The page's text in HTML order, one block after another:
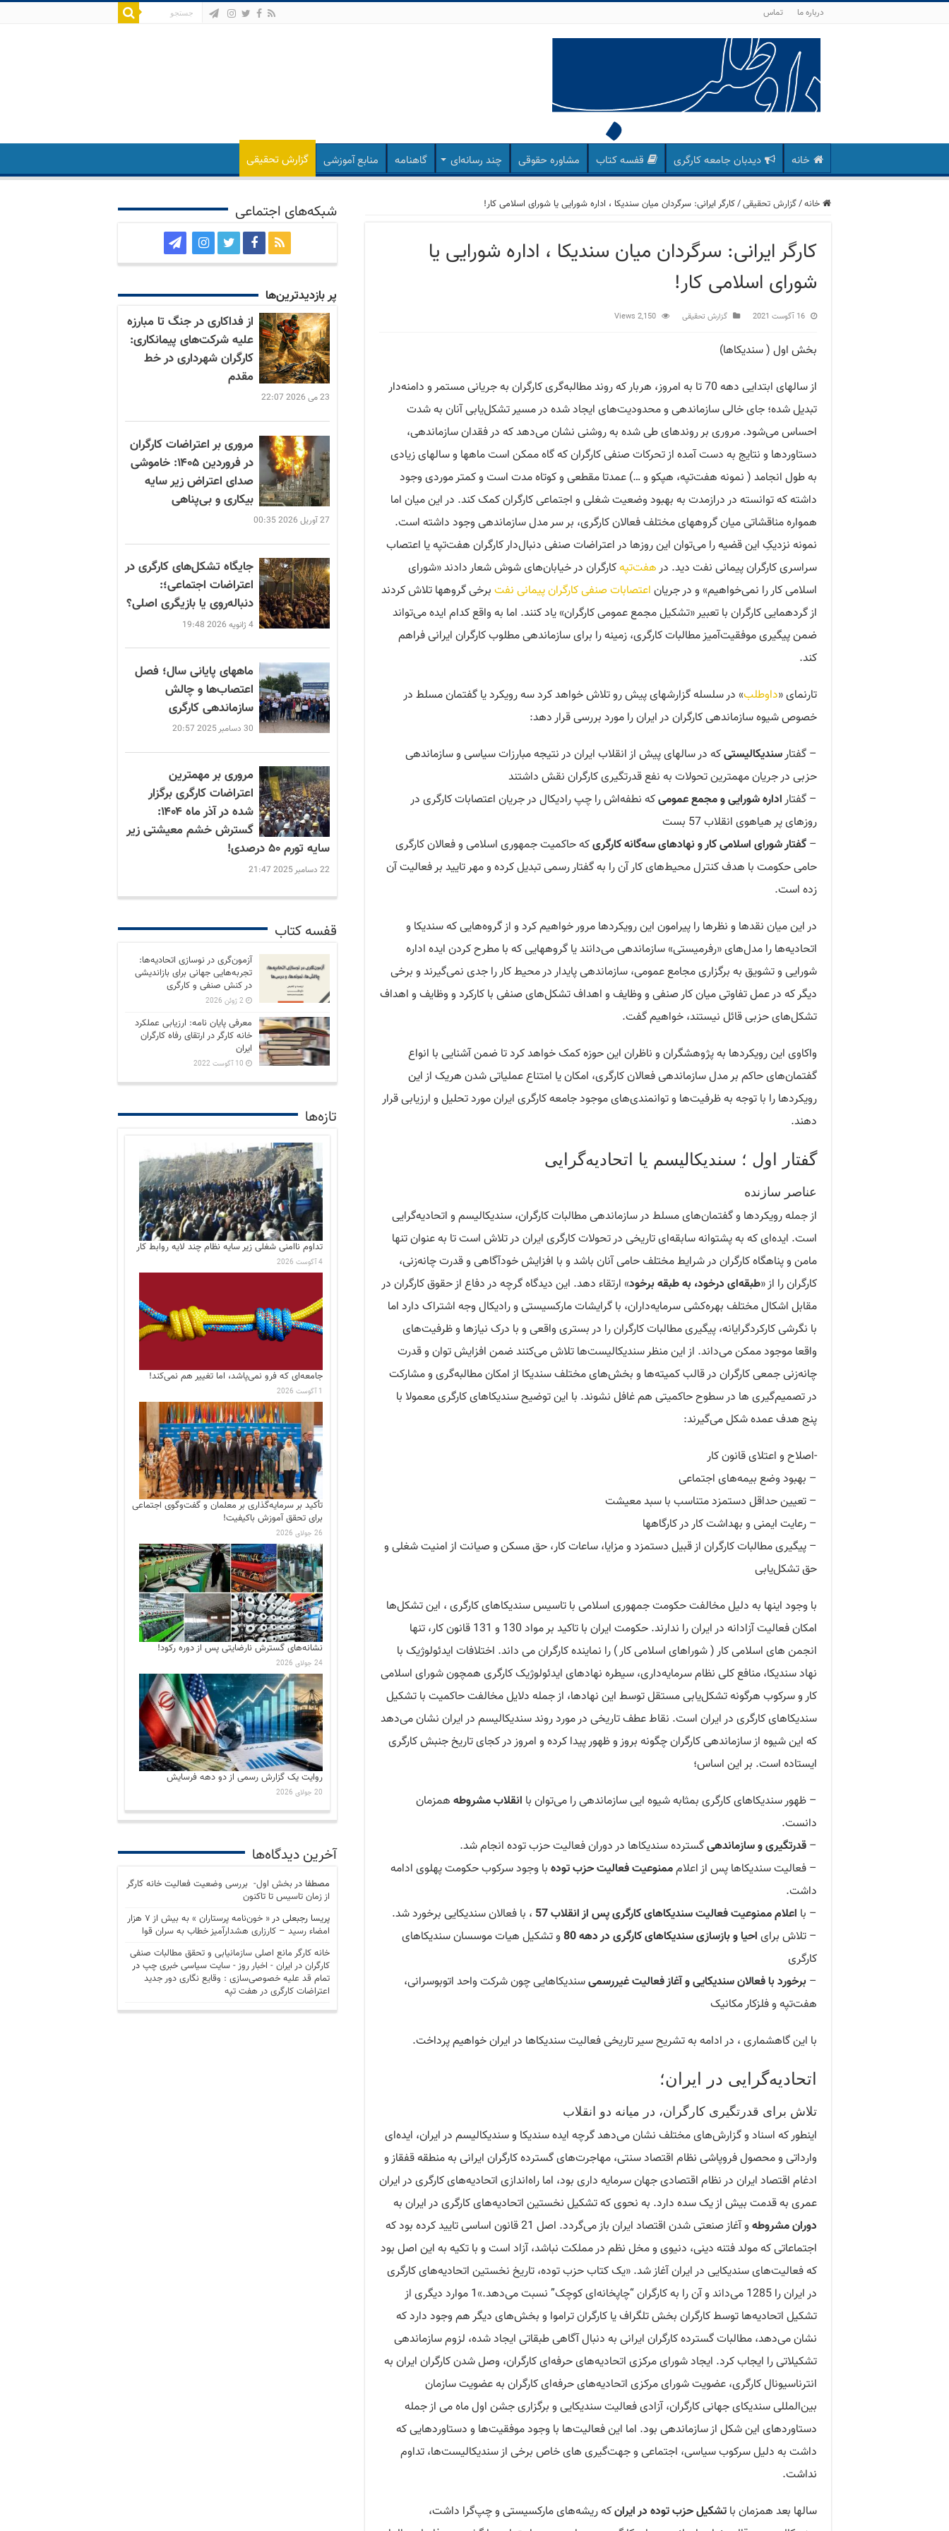
درباره ما تماس
خانه دیدبان جامعه کارگری قفسه کتاب مشاوره حقوقی چند رسانه‌ای گاهنامه منابع آموزشی گزارش تحقیقی
خانه/گزارش تحقیقی/کارگر ایرانی: سرگردان میان سندیکا ، اداره شورایی یا شورای اسلامی کار!
کارگر ایرانی: سرگردان میان سندیکا ، اداره شورایی یا
شورای اسلامی کار!
16 آگوست 2021 گزارش تحقیقی 2,150 Views
بخش اول ( سندیکاها)
از سالهای ابتدایی دهه 70 تا به امروز، هربار که روند مطالبه‌گری کارگران به جریانی مستمر و دامنه‌دار
تبدیل شده؛ جای خالی سازماندهی و محدودیت‌های ایجاد شده در مسیر تشکل‌یابی آنان به شدت
احساس می‌شود. مروری بر روندهای طی شده به روشنی نشان می‌دهد که در فقدان سازماندهی،
دستاوردها و نتایج به دست آمده از تحرکات صنفی کارگران که گاه ممکن است ماهها و سالهای زیادی
به طول انجامد ( نمونه هفت‌تپه، هپکو و …) عمدتا مقطعی و کوتاه مدت است و کمتر موردی وجود
داشته که توانسته در درازمدت به بهبود وضعیت شغلی و اجتماعی کارگران کمک کند. در این میان اما
همواره مناقشاتی میان گروههای مختلف فعالان کارگری، بر سر مدل سازماندهی وجود داشته است.
نمونه نزدیکِ این قضیه را می‌توان این روزها در اعتراضات صنفی دنبال‌دار کارگران هفت‌تپه یا اعتصاب
سراسری کارگران پیمانی نفت دید. درهفت‌تپهکارگران در خیابان‌های شوش شعار دادند «شورای
اسلامی کار را نمی‌خواهیم» و در جریان اعتصابات صنفی کارگران پیمانی نفت برخی گروهها تلاش کردند
از گردهمایی کارگران با تعبیر «تشکیل مجمع عمومی کارگران» یاد کنند. اما به واقع کدام ایده می‌تواند
ضمن پیگیری موفقیت‌آمیز مطالبات کارگری، زمینه را برای سازماندهی مطلوب کارگران ایرانی فراهم
کند.
تارنمای «داوطلب» در سلسله گزارشهای پیش رو تلاش خواهد کرد سه رویکرد یا گفتمان مسلط در
خصوص شیوه سازماندهی کارگران در ایران را مورد بررسی قرار دهد:
– گفتارسندیکالیستیکه در سالهای پیش از انقلاب ایران در نتیجه مبارزات سیاسی و سازماندهی
حزبی در جریان مهمترین تحولات به نفع قدرتگیری کارگران نقش داشتند
– گفتاراداره شورایی و مجمع عمومیکه نطفه‌اش را چپ رادیکال در جریان اعتصابات کارگری در
روزهای پر هیاهوی انقلاب 57 بست
– گفتار شورای اسلامی کار و نهادهای سه‌گانه کارگریکه حاکمیت جمهوری اسلامی و فعالان کارگری
حامی حکومت با هدف کنترل محیط‌های کار آن را به گفتار رسمی تبدیل کرده و مهر تایید بر فعالیت آن
زده است.
در این میان نقدها و نظرها را پیرامون این رویکردها مرور خواهیم کرد و از گروه‌هایی که سندیکا و
اتحادیه‌ها را مدل‌های «رفرمیستی» سازماندهی می‌دانند یا گروههایی که با مطرح کردن ایده اداره
شورایی و تشویق به برگزاری مجامع عمومی، سازماندهی پایدار در محیط کار را جدی نمی‌گیرند و برخی
دیگر که در عمل تفاوتی میان کار صنفی و وظایف و اهداف تشکل‌های صنفی با کارکرد و وظایف و اهداف
تشکل‌های حزبی قائل نیستند، خواهیم گفت.
واکاوی این رویکردها به پژوهشگران و ناظران این حوزه کمک خواهد کرد تا ضمن آشنایی با انواع
گفتمان‌های حاکم بر مدل سازماندهی فعالان کارگری، امکان یا امتناع عملیاتی شدن هریک از این
رویکردها را با توجه به ظرفیت‌ها و توانمندی‌های موجود جامعه کارگری ایران مورد تحلیل و ارزیابی قرار
دهند.
گفتار اول ؛ سندیکالیسم یا اتحادیه‌گرایی
عناصر سازنده
از جمله رویکردها و گفتمان‌های مسلط در سازماندهی مطالبات کارگران، سندیکالیسم و اتحادیه‌گرایی
است. ایده‌ای که به پشتوانه سابقه‌ای تاریخی در تحولات کارگری ایران در تلاش است تا به عنوان تنها
مامن و پناهگاه کارگران در شرایط مختلف حامی آنان باشد و با افزایش خودآگاهی و قدرت چانه‌‌‌‌‌‌‌‌‌زنی،
کارگران را از «طبقه‌ای درخود، به طبقه برخود» ارتقاء دهد. این دیدگاه گرچه در دفاع از حقوق کارگران در
مقابل اشکال مختلف بهره‌کشی سرمایه‌داران، با گرایشات مارکسیستی و رادیکال وجه اشتراک دارد اما
با نگرشی کارکردگرایانه، پیگیری مطالبات کارگران را در بستری واقعی و با درک نیازها و ظرفیت‌های
واقعا موجود ممکن می‌داند. از این منظر سندیکالیست‌ها تلاش می‌کنند ضمن افزایش توان و قدرت
چانه‌زنی جمعی کارگران در قالب کمیته‌ها و بخش‌های مختلف سندیکا از امکان مطالبه‌گری و مشارکت
در تصمیم‌گیری ها در سطوح حاکمیتی هم غافل نشوند. با این توضیح سندیکاهای کارگری معمولا با
پنج هدف عمده شکل می‌گیرند:
-اصلاح و اعتلای قانون کار
– بهبود وضع بیمه‌های اجتماعی
– تعیین حداقل دستمزد متناسب با سبد معیشت
– رعایت ایمنی و بهداشت کار در کارگاهها
– پیگیری مطالبات کارگران از قبیل دستمزد و مزایا، ساعات کار، حق مسکن و صیانت از امنیت شغلی و
حق تشکل‌یابی
با وجود اینها به دلیل مخالفت حکومت جمهوری اسلامی با تاسیس سندیکاهای کارگری ، این تشکل‌ها
امکان فعالیت آزادانه در ایران را ندارند. حکومت ایران با تاکید بر مواد 130 و 131 قانون کار، تنها
انجمن های اسلامی کار ( شوراهای اسلامی کار ) را نماینده کارگران می داند. اختلافات ایدئولوژیک با
نهاد سندیکا، منافع کلی نظام سرمایه‌داری، سیطره نهادهای ایدئولوژیک کارگری همچون شورای اسلامی
کار و سرکوب هرگونه تشکل‌یابی مستقل توسط این نهادها، از جمله دلایل مخالفت حاکمیت با تشکیل
سندیکاهای کارگری در ایران است. نقاط عطف تاریخی در مورد روند سندیکالیسم در ایران نشان می‌دهد
که این شیوه از سازماندهی کارگران چگونه بروز و ظهور پیدا کرده و امروز در کجای تاریخ جنبش کارگری
ایستاده است. بر این اساس؛
– ظهور سندیکاهای کارگری بمثابه شیوه ایی سازماندهی را می‌توان با انقلاب مشروطه همزمان
دانست.
– قدرتگیری و سازماندهیگسترده سندیکاها در دوران فعالیت حزب توده انجام شد.
– فعالیت سندیکاها پس از اعلامممنوعیت فعالیت حزب توده با وجود سرکوب حکومت پهلوی ادامه
داشت.
– با اعلام ممنوعیت فعالیت سندیکاهای کارگری پس از انقلاب 57
، با فعالان سندیکایی برخورد شد.
– تلاش برای احیا و بازسازی سندیکاهای کارگری در دهه 80
و تشکیل هیات موسسان سندیکاهای
کارگری
– برخورد با فعالان سندیکایی و آغاز فعالیت غیررسمیسندیکاهایی چون شرکت واحد اتوبوسرانی،
هفت‌تپه و فلزکار مکانیک
با این گاهشماری ، در ادامه به تشریح سیر تاریخی فعالیت سندیکاها در ایران خواهیم پرداخت.
اتحادیه‌گرایی در ایران؛
تلاش برای قدرتگیری کارگران، در میانه دو انقلاب
اینطور که اسناد و گزارش‌های مختلف نشان می‌دهد گرچه ایده سندیکا و سندیکالیسم در ایران، ایده‌ای
وارداتی و محصول فروپاشی نظام اقتصاد سنتی، مهاجرت‌های گسترده کارگران ایرانی به منطقه قفقاز و
ادغام اقتصاد ایران در نظام اقتصادی جهان سرمایه داری بود، اما راه‌اندازی اتحادیه‌های کارگری در ایران
عمری به قدمت بیش از یک سده دارد. به نحوی که تشکیل نخستین اتحادیه‌های کارگری در ایران به
دوران مشروطه
و آغاز صنعتی شدن اقتصاد ایران باز می‌گردد. اصل 21 قانون اساسی تایید کرده بود که
اجتماعاتی که مولد فتنه دینی، دنیوی و مخل نظم در مملکت نباشد، آزاد است و با تکیه به این اصل بود
که فعالیت‌های سندیکایی در ایران آغاز شد. «یک کتاب حزب توده، تاریخ نخستین اتحادیه‌های کارگری
در ایران را 1285 می‌داند و آن را به کارگران “چاپخانه‌ای کوچک” نسبت می‌دهد.»1 موارد دیگری از
تشکیل اتحادیه‌ها توسط کارگران بخش تلگراف یا کارگران تراموا و بخش‌های دیگر هم وجود دارد که
نشان می‌دهد، مطالبات گسترده کارگران ایرانی به دنبال آگاهی طبقاتی ایجاد شده، لزوم سازماندهی
تشکیلاتی را ایجاب کرد. ایجاد شورای مرکزی اتحادیه‌های حرفه‌ای کارگران، وصل شدن کارگران ایران به
انترناسیونال کارگری، عضویت شورای مرکزی اتحادیه‌های حرفه‌ای کارگران به عضویت سازمان
بین‌المللی سندیکای جهانی کارگران، آزادی فعالیت سندیکایی و برگزاری جشن اول ماه می از جمله
دستاوردهای این شکل از سازماندهی بود. اما این فعالیت‌ها با وجود موفقیت‌ها و دستاوردهایی که
داشت به دلیل سرکوب سیاسی، اجتماعی و جهت‌گیری های خاص برخی از سندیکالیست‌ها، تداوم
نداشت.
سالها بعد همزمان با تشکیل حزب توده در ایرانکه ریشه‌های مارکسیستی و چپ‌گرا داشت،
شبکه‌های اجتماعی
پر بازدید‌ترین‌ها
از فداکاری در جنگ تا مبارزه
علیه شرکت‌های پیمانکاری:
کارگران شهرداری در خط
مقدم
23 می 2026 22:07
مروری بر اعتراضات کارگران
در فروردین ۱۴۰۵: خاموشی
صدای اعتراض زیر سایه
بیکاری و بی‌پناهی
27 آوریل 2026 00:35
جایگاه تشکل‌های کارگری در
اعتراضات اجتماعی؛:
دنباله‌روی یا بازیگری اصلی؟
4 ژانویه 2026 19:48
ماههای پایانی سال؛ فصل
اعتصاب‌ها و چالش
سازماندهی کارگری
30 دسامبر 2025 20:57
مروری بر مهمترین
اعتراضات کارگری برگزار
شده در آذر ماه ۱۴۰۴:
گسترش خشم معیشتی زیر
سایه تورم ۵۰ درصدی!
22 دسامبر 2025 21:47
قفسه کتاب
آزمون‌گری در نوسازی اتحادیه‌ها:
تجربه‌هایی جهانی برای بازاندیشی
در کنش صنفی و کارگری
2 ژوئن 2026
معرفی پایان نامه: ارزیابی عملکرد
خانه کارگر در ارتقای رفاه کارگران
ایران
10 آگوست 2022
تازه‌ها
تداوم ناامنی شغلی زیر سایه نظام چند لایه روابط کار
4 آگوست 2026
جامعه‌ای که فرو نمی‌پاشد، اما تغییر هم نمی‌کند!
1 آگوست 2026
تأکید بر سرمایه‌گذاری بر معلمان و گفت‌وگوی اجتماعی
برای تحقق آموزش باکیفیت!
26 جولای 2026
نشانه‌های گسترش نارضایتی‌ پس از دوره رکود!
24 جولای 2026
روایت یک گزارش رسمی از دو دهه فرسایش
20 جولای 2026
آخرین دیدگاه‌ها
مصطفا در بخش اول- بررسی وضعیت فعالیت خانه کارگر
از زمان تاسیس تا تاکنون
پریسا رجبعلی در
« خون‌نامه پرستاران » به بیش از ۷ هزار
امضاء رسید – کارزاری هشدارآمیز خطاب به سران قوا
خانه کارگر مانع اصلی سازمانیابی و تحقق مطالبات صنفی
کارگران در ایران - اخبار روز - سايت سياسی خبری چپ در
تمام قد علیه خصوصی‌سازی : وقایع نگاری دور جدید
اعتراضات کارگری در هفت تپه